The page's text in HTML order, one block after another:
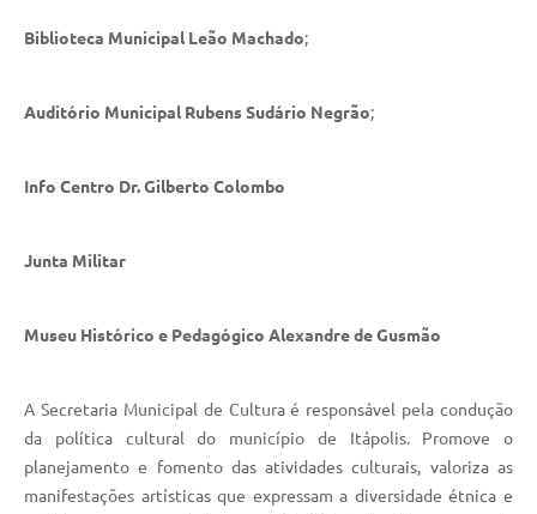
Jornal
Diário Oficial
Biblioteca Municipal Leão Machado;
Auditório Municipal Rubens Sudário Negrão;
Info Centro Dr. Gilberto Colombo
Junta Militar
Museu Histórico e Pedagógico Alexandre de Gusmão
A Secretaria Municipal de Cultura é responsável pela condução
da política cultural do município de Itápolis. Promove o
planejamento e fomento das atividades culturais, valoriza as
manifestações artísticas que expressam a diversidade étnica e